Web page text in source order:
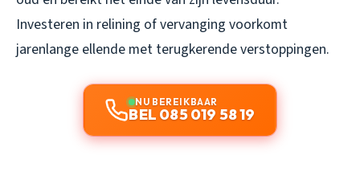
Investeren in relining of vervanging voorkomt
jarenlange ellende met terugkerende verstoppingen.
NU BEREIKBAAR
BEL 085 019 58 19